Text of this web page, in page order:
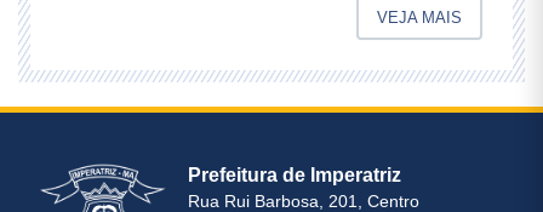
VEJA MAIS
Prefeitura de Imperatriz
Rua Rui Barbosa, 201, Centro